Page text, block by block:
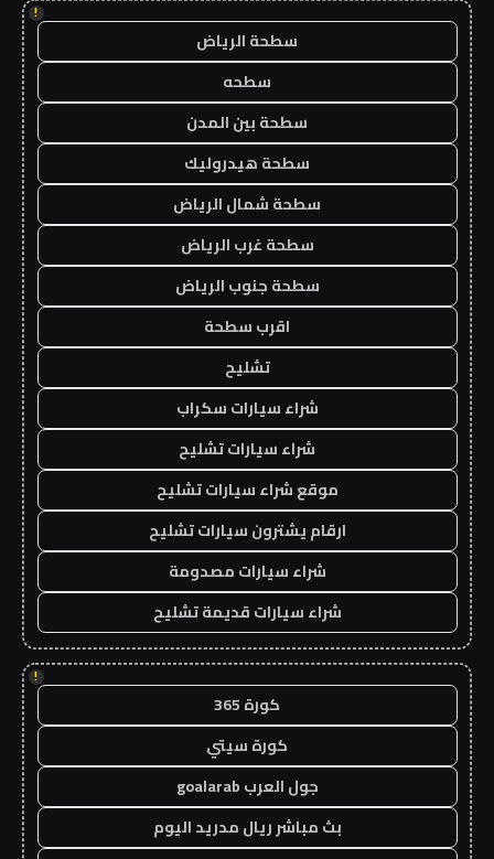
!
سطحة الرياض
سطحه
سطحة بين المدن
سطحة هيدروليك
سطحة شمال الرياض
سطحة غرب الرياض
سطحة جنوب الرياض
اقرب سطحة
تشليح
شراء سيارات سكراب
شراء سيارات تشليح
موقع شراء سيارات تشليح
ارقام يشترون سيارات تشليح
شراء سيارات مصدومة
شراء سيارات قديمة تشليح
!
كورة 365
كورة سيتي
جول العرب goalarab
بث مباشر ريال مدريد اليوم